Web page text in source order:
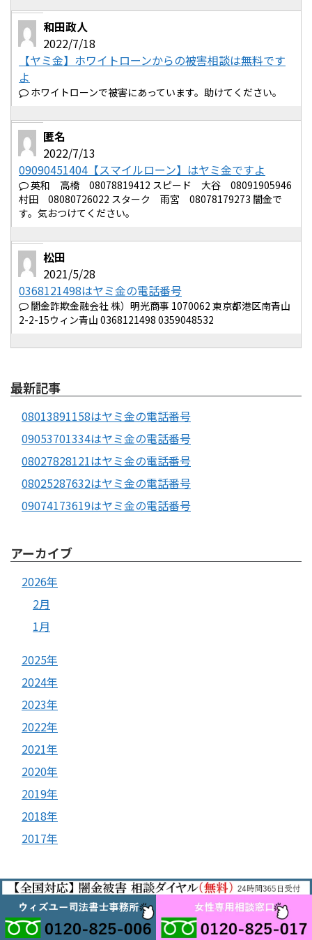
和田政人
2022/7/18
【ヤミ金】ホワイトローンからの被害相談は無料です
よ
ホワイトローンで被害にあっています。助けてください。
匿名
2022/7/13
09090451404【スマイルローン】はヤミ金ですよ
英和 高橋 08078819412 スピード 大谷 08091905946
村田 08080726022 スターク 雨宮 08078179273 闇金で
す。気おつけてください。
松田
2021/5/28
0368121498はヤミ金の電話番号
闇金詐欺金融会社 株）明光商事 1070062 東京都港区南青山
2-2-15ウィン青山 0368121498 0359048532
最新記事
08013891158はヤミ金の電話番号
09053701334はヤミ金の電話番号
08027828121はヤミ金の電話番号
08025287632はヤミ金の電話番号
09074173619はヤミ金の電話番号
アーカイブ
2026年
2月
1月
2025年
2024年
2023年
2022年
2021年
2020年
2019年
2018年
2017年
ヤミ金被害相談室